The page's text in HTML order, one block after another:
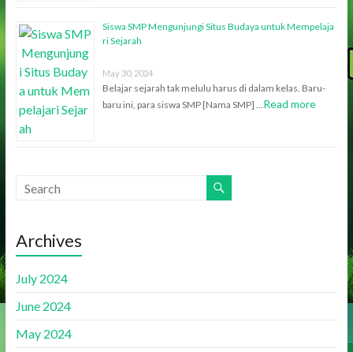
Siswa SMP Mengunjungi Situs Budaya untuk Mempelaja
ri Sejarah
May 30, 2024
Belajar sejarah tak melulu harus di dalam kelas. Baru-
baru ini, para siswa SMP [Nama SMP] …Read more
Archives
July 2024
June 2024
May 2024